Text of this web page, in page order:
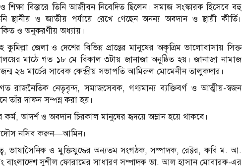
শিক্ষা বিস্তারে তিনি আজীবন নিবেদিত ছিলেন। সমাজ সংস্কারক হিসেবে বহু
তিনি স্থানীয় ও জাতীয় পর্যায়ে রেখে গেছেন অনন্য অবদান ও স্থায়ী কীর্তি।
ও অনুকরণীয় অধ্যায়।
জেলা ও দেশের বিভিন্ন প্রান্তের মানুষের অকৃত্রিম ভালোবাসায় সিক্ত
মাঠে গত ১৮ মে বিকাল ৩টায় জানাজা অনুষ্ঠিত হয়। জানাজা নামাজ
২৬ মার্চের সাবেক কেন্দ্রীয় সভাপতি আমিরুল মোমেনীন তালুকদার।
রাজনৈতিক নেতৃবৃন্দ, সমাজসেবক, গণ্যমান্য ব্যক্তিবর্গ ও আত্মীয়-স্বজন
তাঁর দাফন সম্পন্ন করা হয়।
আদর্শ ও অবদান চিরকাল মানুষের হৃদয়ে অম্লান হয়ে থাকবে।
নসিব করুন—আমিন।
ভাষাসৈনিক ও মুক্তিযুদ্ধের অন্যতম সংগঠক, সম্পাদক, রেক্টর, কবি ম. আ.
বাংলাদেশ সুশীল ফোরামের সাধারণ সম্পাদক ডা. আল হাসান মোবারক-এর